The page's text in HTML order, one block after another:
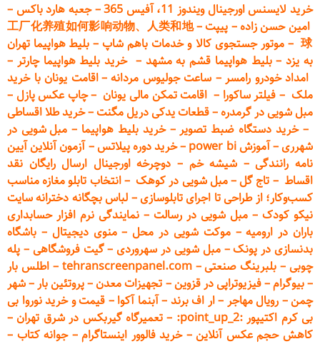
خرید لایسنس اورجینال ویندوز 11، آفیس 365
–جعبه هارد باکس –
امین حسن زاده– پیپت–
工厂化养殖如何影响动物、人类和地
球
– موتور جستجوی کالا و خدمات باهم شاپ– بلیط هواپیما تهران
به یزد–بلیط هواپیما قشم به مشهد –خرید بلیط هواپیما چارتر –
امداد خودرو رامسر– ساعت جولیوس مردانه–اقامت یونان با خرید
ملک – فیلتر ساکورا – اقامت تمکن مالی یونان –چاپ عکس پازل –
مبل شویی در گرمدره–قطعاتیدکی دریل مگنت–خرید طلا اقساطی
–خرید دستگاه ضبط تصویر–خرید بلیط هواپیما –مبل شویی در
شهرری–آموزش power bi –خرید دورهپیلاتس–آزمون آنلاین آیین
نامه رانندگی– شیشه خم – دوچرخه اورجینال ارسال رایگان نقد
اقساط – تاج گل–مبل شویی در کوهک–انتخاب تابلو مغازه مناسب
کسب‌وکار؛ از طراحی تا اجرای تابلوسازی– لباس بچگانه دخترانه سایت
نیکو کودک – مبل شویی در رسالت – نمایندگی نرم افزار حسابداری
باران در ارومیه–موکت شویی در محل–منوی دیجیتال – باشگاه
بدنسازی در پونک–مبل شویی در سهروردی–گیت فروشگاهی – پله
چوبی – بلبرینگ صنعتی–
tehranscreenpanel.com
–اطلس بار
–بیوگرام–فیزیوتراپی در قزوین– تجهیزات معدن–پروتئین بار–شهر
چمن– رویال مهاجر –ار اف برند –آبنما آکوا – قیمت و خرید نوروا بی
بی کرم اکتیپور :point_up_2:
– تعمیرگاه گیربکس در شرق تهران–
کاهش حجم عکس آنلاین–خرید فالوور اینستاگرام–جوانه کتاب –